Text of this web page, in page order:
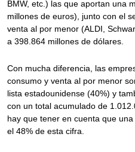
BMW, etc.) las que aportan una
millones de euros), junto con el
venta al por menor (ALDI,
a 398.864 millones de dólares.
Con mucha diferencia, las
consumo y venta al por menor
lista estadounidense (40%) y
con un total acumulado de
hay que tener en cuenta que
el 48% de esta cifra.